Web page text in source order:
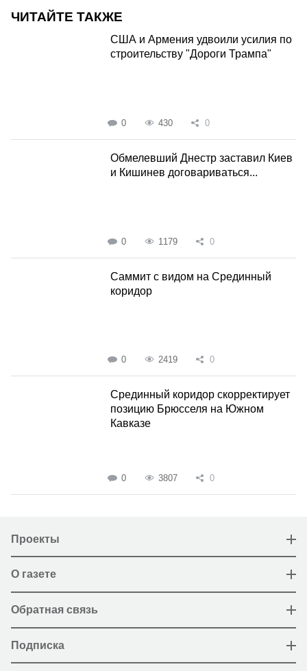
ЧИТАЙТЕ ТАКЖЕ
США и Армения удвоили усилия по
строительству "Дороги Трампа"
0 430 0
Обмелевший Днестр заставил Киев
и Кишинев договариваться...
0 1179 0
Саммит с видом на Срединный
коридор
0 2419 0
Срединный коридор скорректирует
позицию Брюсселя на Южном
Кавказе
0 3807 0
Проекты
О газете
Обратная связь
Подписка